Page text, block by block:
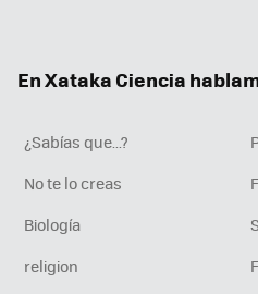
En Xataka Ciencia
¿Sabías que...?
No te lo creas
Biología
religion